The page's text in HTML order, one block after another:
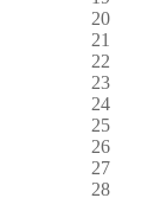
20
21
22
23
24
25
26
27
28